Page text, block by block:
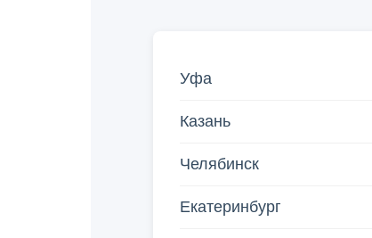
Уфа
Казань
Челябинск
Екатеринбург